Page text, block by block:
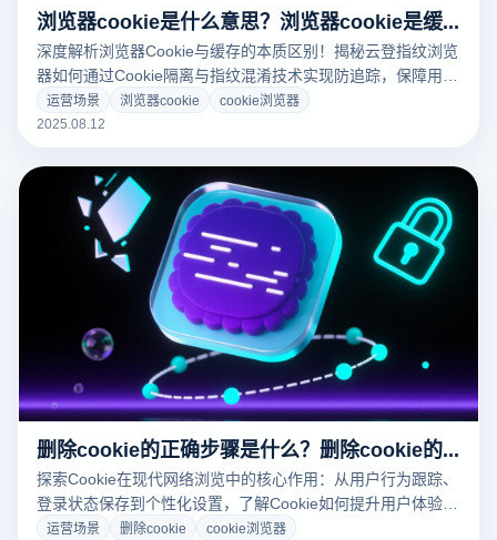
浏览器cookie是什么意思？浏览器cookie是缓存吗？
深度解析浏览器Cookie与缓存的本质区别！揭秘云登指纹浏览
器如何通过Cookie隔离与指纹混淆技术实现防追踪，保障用户
隐私与账号安全。立即了解技术原理>>
运营场景 浏览器cookie
cookie浏览器
2025.08.12
删除cookie的正确步骤是什么？删除cookie的操作教学
探索Cookie在现代网络浏览中的核心作用：从用户行为跟踪、
登录状态保存到个性化设置，了解Cookie如何提升用户体验并
保障网站功能运作。
运营场景 删除cookie
cookie浏览器